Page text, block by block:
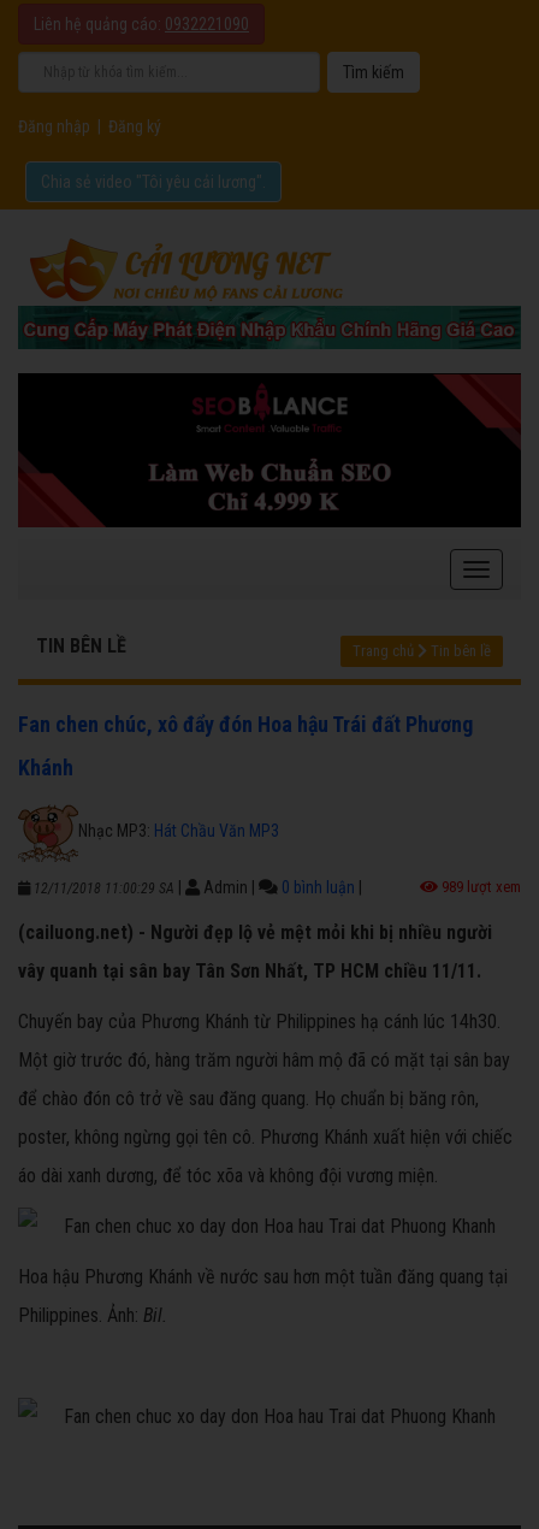
Liên hệ quảng cáo: 0932221090
Đăng nhập Đăng ký
Chia sẻ video "Tôi yêu cải lương".
TIN BÊN LỀ Trang chủ Tin bên lề
Fan chen chúc, xô đẩy đón Hoa hậu Trái đất Phương
Khánh
Nhạc MP3: Hát Chầu Văn MP3
12/11/2018 11:00:29 SA Admin 0 bình luận 989 lượt xem
(cailuong.net) - Người đẹp lộ vẻ mệt mỏi khi bị nhiều người
vây quanh tại sân bay Tân Sơn Nhất, TP HCM chiều 11/11.
Chuyến bay của Phương Khánh từ Philippines hạ cánh lúc 14h30.
Một giờ trước đó, hàng trăm người hâm mộ đã có mặt tại sân bay
để chào đón cô trở về sau đăng quang. Họ chuẩn bị băng rôn,
poster, không ngừng gọi tên cô. Phương Khánh xuất hiện với chiếc
áo dài xanh dương, để tóc xõa và không đội vương miện.
Hoa hậu Phương Khánh về nước sau hơn một tuần đăng quang tại
Philippines. Ảnh: Bil.